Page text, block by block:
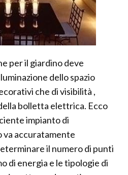
per il giardino deve
dello spazio
che di visibilità ,
bolletta elettrica. Ecco
impianto di
va accuratamente
il numero di punti
di energia e le tipologie di